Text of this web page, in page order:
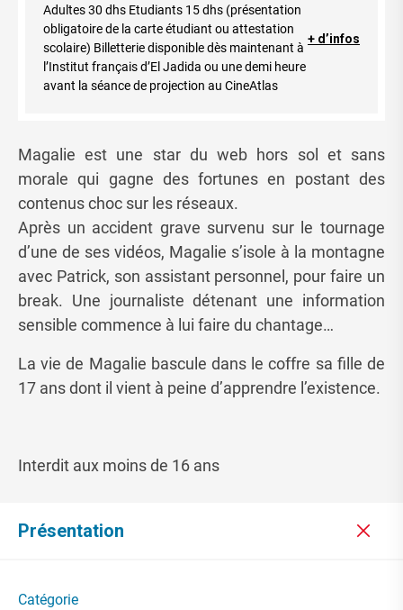
Adultes 30 dhs Etudiants 15 dhs (présentation
obligatoire de la carte étudiant ou attestation
scolaire) Billetterie disponible dès maintenant à
l’Institut français d’El Jadida ou une demi heure
avant la séance de projection au CineAtlas
+ d’infos
Magalie est une star du web hors sol et sans
morale qui gagne des fortunes en postant des
contenus choc sur les réseaux.
Après un accident grave survenu sur le tournage
d’une de ses vidéos, Magalie s’isole à la montagne
avec Patrick, son assistant personnel, pour faire un
break. Une journaliste détenant une information
sensible commence à lui faire du chantage…
La vie de Magalie bascule dans le coffre sa fille de
17 ans dont il vient à peine d’apprendre l’existence.
Interdit aux moins de 16 ans
Présentation
Catégorie